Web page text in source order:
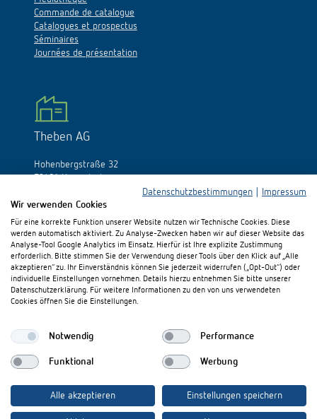
Commande de catalogue
Catalogues et prospectus
Séminaires
Journées de présentation
Theben AG
Hohenbergstraße 32
Fax: +49 (0)74 74/692-150
E-Mail:info@theben.de
S'il vous plaît visitez-nous sur:
Datenschutzbestimmungen
Impressum
Wir verwenden Cookies
Für eine korrekte Funktion unserer Website nutzen wir Technische Cookies. Diese
werden automatisch aktiviert. Zu Analyse-Zwecken haben wir auf dieser Website das
Analyse-Tool Google Analytics im Einsatz. Hierfür ist Ihre explizite Zustimmung
erforderlich. Bitte stimmen Sie der Verwendung dieser Tools über den Klick auf „Alle
akzeptieren“ zu. Ihr Einverständnis können Sie jederzeit widerrufen („Opt-Out“) oder
individuelle Einstellungen vornehmen. Details hierzu entnehmen Sie bitte unserer
Datenschutzerklärung. Für weitere Informationen zu den von uns verwendeten
Cookies öffnen Sie die Einstellungen.
Notwendig Performance
Funktional Werbung
Alle akzeptieren Einstellungen speichern